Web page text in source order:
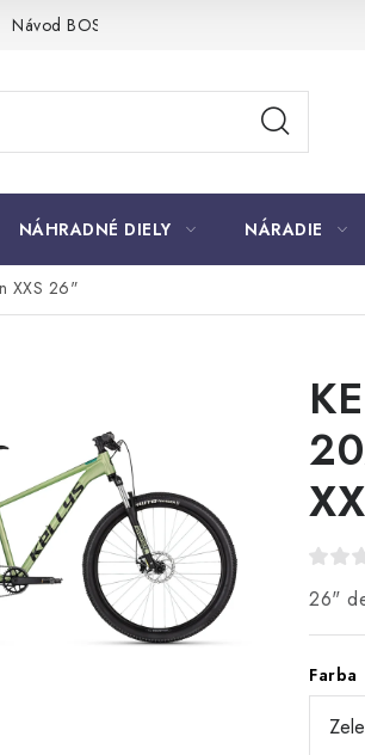
Návod BOSCH
NÁHRADNÉ DIELY NÁRADIE
XXS 26"
26"
Farba